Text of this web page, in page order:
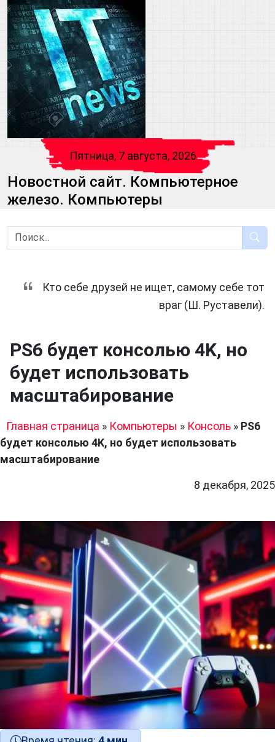
Пятница, 7 августа, 2026
Новостной сайт. Компьютерное
железо. Компьютеры
Кто себе друзей не ищет, самому себе тот
враг (Ш. Руставели).
PS6 будет консолью 4K, но
будет использовать
масштабирование
Главная страница » Компьютеры » Консоль » PS6
будет консолью 4K, но будет использовать
масштабирование
8 декабря, 2025